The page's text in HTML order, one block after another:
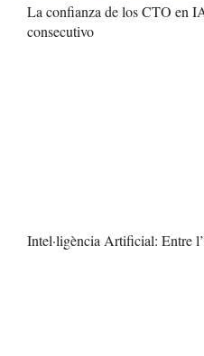
La confianza de los CTO en
consecutivo
Intel·ligència Artificial: Entre